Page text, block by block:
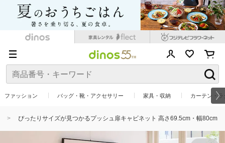
ファッション バッグ・靴・アクセサリー 家具・収納 カーテン・
ぴったりサイズが見つかるプッシュ扉キャビネット 高さ69.5cm・幅80cm